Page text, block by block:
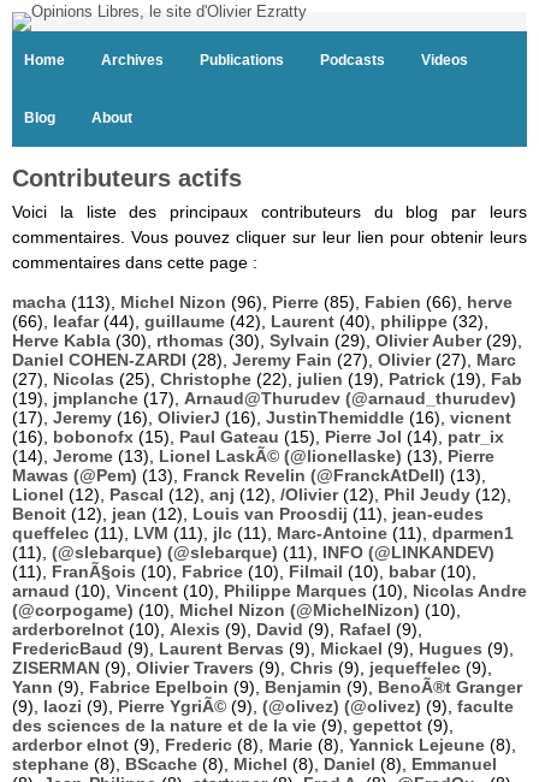
Home Archives Publications Podcasts Videos
Blog About
Contributeurs actifs
Voici la liste des principaux contributeurs du blog par leurs
commentaires. Vous pouvez cliquer sur leur lien pour obtenir leurs
commentaires dans cette page :
macha (113), Michel Nizon (96), Pierre (85), Fabien (66), herve
(66), leafar(44), guillaume (42), Laurent (40), philippe (32),
Herve Kabla (30), rthomas (30), Sylvain (29), Olivier Auber(29),
Daniel COHEN-ZARDI (28), Jeremy Fain (27), Olivier(27), Marc
(27), Nicolas (25), Christophe (22), julien (19), Patrick (19), Fab
(19), jmplanche (17), Arnaud@Thurudev (@arnaud_thurudev)
(17), Jeremy (16), OlivierJ (16), JustinThemiddle (16), vicnent
(16), bobonofx (15), Paul Gateau (15), Pierre Jol (14), patr_ix
(14), Jerome (13), Lionel LaskÃ© (@lionellaske) (13), Pierre
Mawas (@Pem) (13), Franck Revelin (@FranckAtDell) (13),
Lionel (12), Pascal (12), anj (12), /Olivier(12), Phil Jeudy (12),
Benoit (12), jean (12), Louis van Proosdij (11), jean-eudes
queffelec (11), LVM (11), jlc (11), Marc-Antoine (11), dparmen1
(11), (@slebarque) (@slebarque) (11), INFO (@LINKANDEV)
(11), FranÃ§ois (10), Fabrice (10), Filmail (10), babar(10),
arnaud (10), Vincent (10), Philippe Marques (10), Nicolas Andre
(@corpogame) (10), Michel Nizon (@MichelNizon) (10),
arderborelnot (10), Alexis (9), David (9), Rafael (9),
FredericBaud (9), Laurent Bervas (9), Mickael (9), Hugues (9),
ZISERMAN (9), Olivier Travers (9), Chris (9), jequeffelec (9),
Yann (9), Fabrice Epelboin (9), Benjamin (9), BenoÃ®t Granger
(9), laozi (9), Pierre YgriÃ© (9), (@olivez) (@olivez) (9), faculte
des sciences de la nature et de la vie (9), gepettot (9),
arderbor elnot (9), Frederic (8), Marie (8), Yannick Lejeune (8),
stephane (8), BScache (8), Michel (8), Daniel (8), Emmanuel